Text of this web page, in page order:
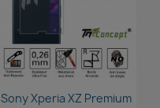
Aperçu rapide
Sony Xperia XZ Premium